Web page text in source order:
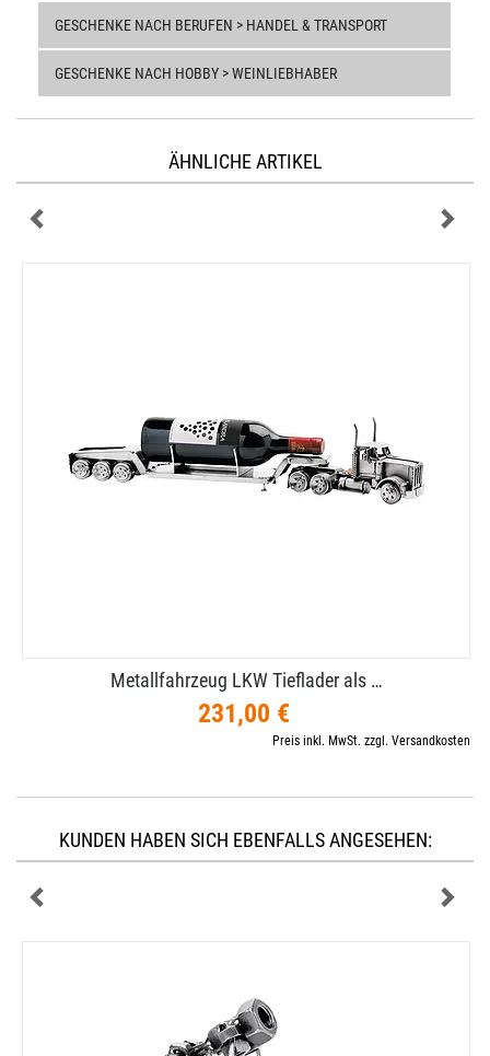
GESCHENKE NACH BERUFEN > HANDEL & TRANSPORT
GESCHENKE NACH HOBBY > WEINLIEBHABER
ÄHNLICHE ARTIKEL
Metallfahrzeug LKW Tieflader als …
231,00 €
Preis inkl. MwSt. zzgl. Versandkosten
KUNDEN HABEN SICH EBENFALLS ANGESEHEN: